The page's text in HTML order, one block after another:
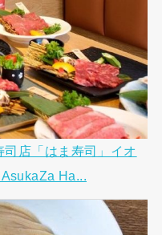
司店「はま寿司」イオ
Ha...